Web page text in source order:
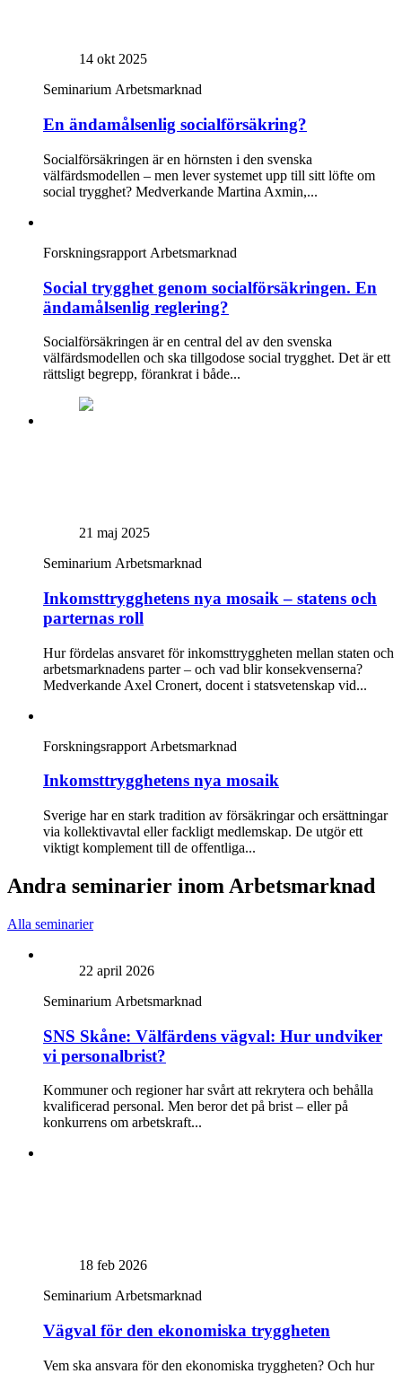
14 okt 2025
Seminarium Arbetsmarknad
En ändamålsenlig socialförsäkring?
Socialförsäkringen är en hörnsten i den svenska
välfärdsmodellen – men lever systemet upp till sitt löfte om
social trygghet? Medverkande Martina Axmin,...
Forskningsrapport Arbetsmarknad
Social trygghet genom socialförsäkringen. En
ändamålsenlig reglering?
Socialförsäkringen är en central del av den svenska
välfärdsmodellen och ska tillgodose social trygghet. Det är ett
rättsligt begrepp, förankrat i både...
21 maj 2025
Seminarium Arbetsmarknad
Inkomst­trygghetens nya mosaik – statens och
parternas roll
Hur fördelas ansvaret för inkomsttryggheten mellan staten och
arbetsmarknadens parter – och vad blir konsekvenserna?
Medverkande Axel Cronert, docent i statsvetenskap vid...
Forskningsrapport Arbetsmarknad
Inkomsttrygghetens nya mosaik
Sverige har en stark tradition av försäkringar och ersättningar
via kollektivavtal eller fackligt medlemskap. De utgör ett
viktigt komplement till de offentliga...
Andra seminarier inom Arbetsmarknad
Alla seminarier
22 april 2026
Seminarium Arbetsmarknad
SNS Skåne: Välfärdens vägval: Hur undviker
vi personalbrist?
Kommuner och regioner har svårt att rekrytera och behålla
kvalificerad personal. Men beror det på brist – eller på
konkurrens om arbetskraft...
18 feb 2026
Seminarium Arbetsmarknad
Vägval för den ekonomiska tryggheten
Vem ska ansvara för den ekonomiska tryggheten? Och hur